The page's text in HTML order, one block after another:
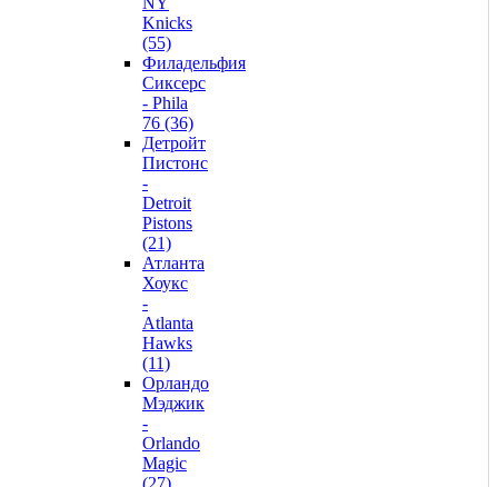
Knicks
(55)
Филадельфия
Сиксерс
- Phila
76 (36)
Детройт
Пистонс
-
Detroit
Pistons
(21)
Атланта
Хоукс
-
Atlanta
Hawks
(11)
Орландо
Мэджик
-
Orlando
Magic
(27)